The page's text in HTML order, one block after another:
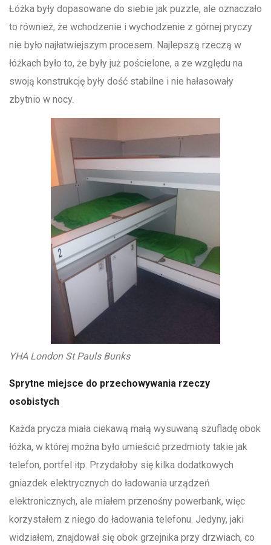
Łóżka były dopasowane do siebie jak puzzle, ale oznaczało
to również, że wchodzenie i wychodzenie z górnej pryczy
nie było najłatwiejszym procesem. Najlepszą rzeczą w
łóżkach było to, że były już pościelone, a ze względu na
swoją konstrukcję były dość stabilne i nie hałasowały
zbytnio w nocy.
YHA London St Pauls Bunks
Sprytne miejsce do przechowywania rzeczy
osobistych
Każda prycza miała ciekawą małą wysuwaną szufladę obok
łóżka, w której można było umieścić przedmioty takie jak
telefon, portfel itp. Przydałoby się kilka dodatkowych
gniazdek elektrycznych do ładowania urządzeń
elektronicznych, ale miałem przenośny powerbank, więc
korzystałem z niego do ładowania telefonu. Jedyny, jaki
widziałem, znajdował się obok grzejnika przy drzwiach, co